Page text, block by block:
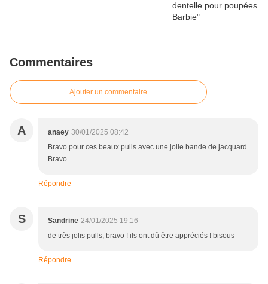
Commentaires
Ajouter un commentaire
A anaey 30/01/2025 08:42
Bravo pour ces beaux pulls avec une jolie bande de jacquard.
Bravo
Répondre
S Sandrine 24/01/2025 19:16
de très jolis pulls, bravo ! ils ont dû être appréciés ! bisous
Répondre